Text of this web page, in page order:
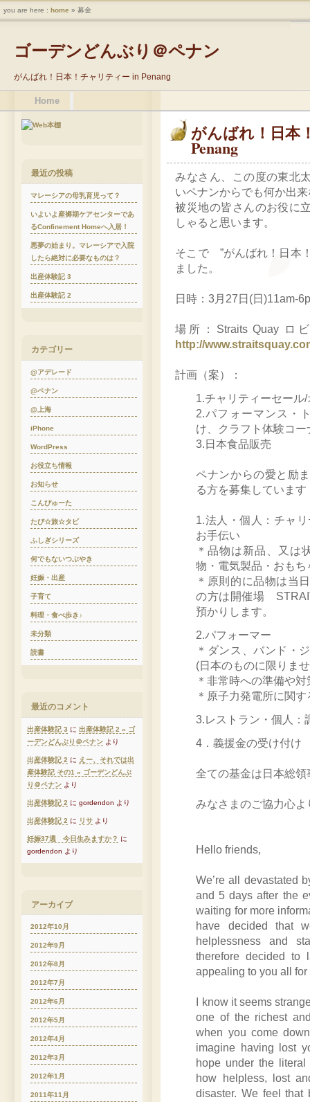
ゴーデンどんぶり＠ペナン
がんばれ！日本！チャリティー in Penang
Home
がんばれ！日本
Penang
みなさん、この度の東北
いペナンからでも何か出
被災地の皆さんのお役に
しゃると思います。
そこで ”がんばれ！日本
ました。
日時：3月27日(日)11am-
場所：Straits Quay
http://
計画（案）：
1.チャリティーセール
2.パフォーマンス・
け、クラフト体験コー
3.日本食品販売
ペナンからの愛と励
る方を募集しています
1.法人・個人：チャ
お手伝い
＊品物は新品、又は
物・電気製品・おも
＊原則的に品物は当
の方は開催場
預かりします。
2.パフォーマー
＊ダンス、バンド・
(日本のものに限りま
＊非常時への準備や対
＊原子力発電所に関す
3.レストラン・個人：
4．義援金の受け付け
全ての基金は日本総
みなさまのご協力心
Hello friends,
We’re all devastated
and 5 days after the
waiting for more
have decided that
helplessness and
therefore decided to
appealing to you all for
I know it seems
one of the richest
when you come
imagine having lost
hope under the
how helpless, lost
disaster. We feel that
最近の投稿
マレーシアの母乳育児って？
いよいよ産褥期ケアセンターであ
るConfinement Homeへ入居！
悪夢の始まり。マレーシアで入院
したら絶対に必要なものは？
出産体験記 3
出産体験記 2
カテゴリー
@アデレード
@ペナン
@上海
iPhone
WordPress
お役立ち情報
お知らせ
こんぴゅーた
たび☆旅☆タビ
ふしぎシリーズ
何でもないつぶやき
妊娠・出産
子育て
料理・食べ歩き♪
未分類
読書
最近のコメント
出産体験記 3 に 出産体験記 2 » ゴ
ーデンどんぶり＠ペナン より
出産体験記 2 に えー、それでは出
産体験記 その1 » ゴーデンどんぶ
り＠ペナン より
出産体験記 2 に gordendon より
出産体験記 2 に リサ より
妊娠37週 今日生みますか？ に
gordendon より
アーカイブ
2012年10月
2012年9月
2012年8月
2012年7月
2012年6月
2012年5月
2012年4月
2012年3月
2012年1月
2011年11月
you are here : home » 募金